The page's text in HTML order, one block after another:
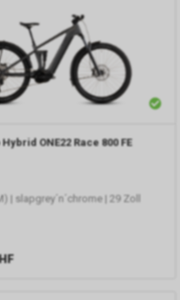
ONE22 Race 800 FE
| slapgrey´n´chrome | 29 Zoll